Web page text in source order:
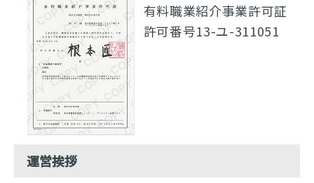
有料職業紹介事業許可証
許可番号13-ユ-311051
運営挨拶